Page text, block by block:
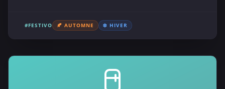
#FESTIVO 🍂 AUTOMNE ❄️ HIVER